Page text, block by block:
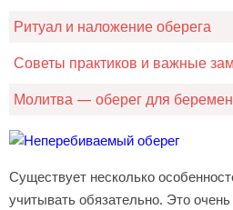
Ритуал и наложение оберега
Советы практиков и важные
Молитва — оберег для
Существует несколько
учитывать обязательно. Это